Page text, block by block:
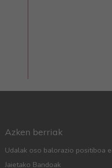
Azken berriak
Jaietako Bandoak